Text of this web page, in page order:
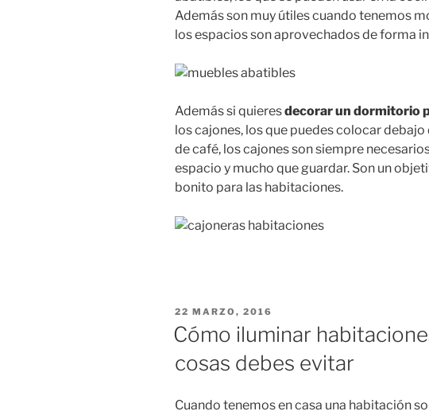
Además son muy útiles cuando tenemos
los espacios son aprovechados de forma
Además si quieresdecorar un dormitorio
los cajones, los que puedes colocar debajo
de café, los cajones son siempre
espacio y mucho que guardar. Son un
bonito para las habitaciones.
PUBLICADO
EN
22 MARZO, 2016
Cómo iluminar
cosas debes evitar
Cuando tenemos en casa una habitación